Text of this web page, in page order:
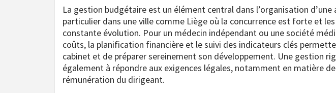
La gestion budgétaire est un élément central dans l’organisation
particulier dans une ville comme Liège où la concurrence est forte et
constante évolution. Pour un médecin indépendant ou une société
coûts, la planification financière et le suivi des indicateurs clés
cabinet et de préparer sereinement son développement. Une gestion
également à répondre aux exigences légales, notamment en matière
rémunération du dirigeant.